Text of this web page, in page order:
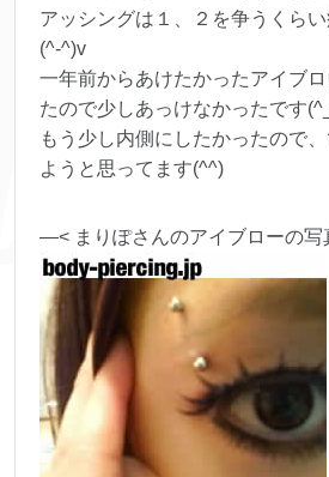
アッシングは１、２を争うくら
(^-^)v
一年前からあけたかったアイブ
たので少しあっけなかったです
もう少し内側にしたかったので
ようと思ってます(^^)
—< まりぽさんのアイブロー